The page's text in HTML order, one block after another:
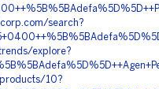
search?
explore?
10?